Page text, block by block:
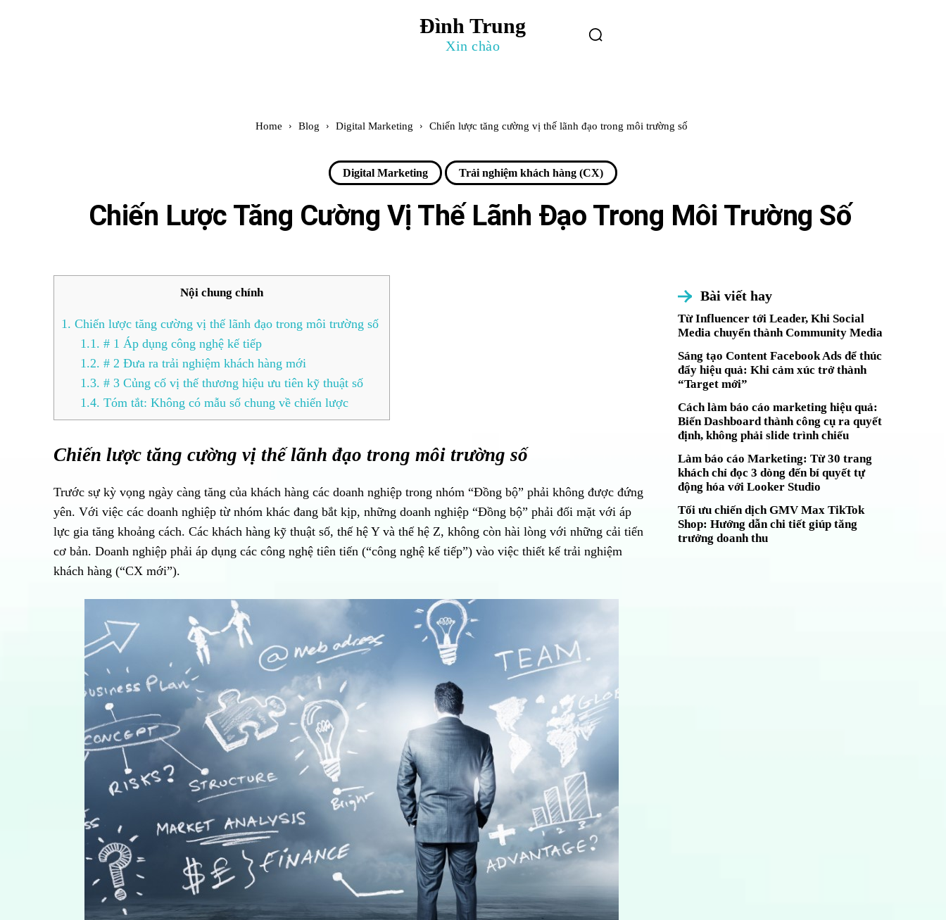
Đình Trung
Xin chào
Home Blog Digital Marketing Chiến lược tăng cường vị thế lãnh đạo trong môi trường số
Digital Marketing Trải nghiệm khách hàng (CX)
Chiến Lược Tăng Cường Vị Thế Lãnh Đạo Trong Môi Trường Số
Nội chung chính
1. Chiến lược tăng cường vị thế lãnh đạo trong môi trường số
1.1. # 1 Áp dụng công nghệ kế tiếp
1.2. # 2 Đưa ra trải nghiệm khách hàng mới
1.3. # 3 Củng cố vị thế thương hiệu ưu tiên kỹ thuật số
1.4. Tóm tắt: Không có mẫu số chung về chiến lược
Chiến lược tăng cường vị thế lãnh đạo trong môi trường số
Trước sự kỳ vọng ngày càng tăng của khách hàng các doanh nghiệp trong nhóm “Đồng bộ” phải không được đứng
yên. Với việc các doanh nghiệp từ nhóm khác đang bắt kịp, những doanh nghiệp “Đồng bộ” phải đối mặt với áp
lực gia tăng khoảng cách. Các khách hàng kỹ thuật số, thế hệ Y và thế hệ Z, không còn hài lòng với những cải tiến
cơ bản. Doanh nghiệp phải áp dụng các công nghệ tiên tiến (“công nghệ kế tiếp”) vào việc thiết kế trải nghiệm
khách hàng (“CX mới”).
Bài viết hay
Từ Influencer tới Leader, Khi Social
Media chuyển thành Community Media
Sáng tạo Content Facebook Ads để thúc
đẩy hiệu quả: Khi cảm xúc trở thành
“Target mới”
Cách làm báo cáo marketing hiệu quả:
Biến Dashboard thành công cụ ra quyết
định, không phải slide trình chiếu
Làm báo cáo Marketing: Từ 30 trang
khách chỉ đọc 3 dòng đến bí quyết tự
động hóa với Looker Studio
Tối ưu chiến dịch GMV Max TikTok
Shop: Hướng dẫn chi tiết giúp tăng
trưởng doanh thu